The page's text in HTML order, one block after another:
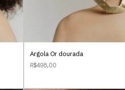
Argola Or dourada
R$498,00